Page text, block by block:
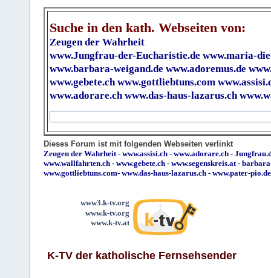
Suche in den kath. Webseiten von:
Zeugen der Wahrheit
www.Jungfrau-der-Eucharistie.de www.maria-
www.barbara-weigand.de www.adoremus.de
www.gebete.ch www.gottliebtuns.com
www.adorare.ch www.das-haus-lazarus.ch
Dieses Forum ist mit folgenden Webseiten verlinkt
Zeugen der Wahrheit- www.assisi.ch - www.adorare.ch -
www.wallfahrten.ch - www.gebete.ch - www.segenskreis.at-
www.gottliebtuns.com- www.das-haus-lazarus.ch - www.pater-pio.de
www3.k-tv.org
www.k-tv.org
www.k-tv.at
K-TV der katholische Fernsehsender